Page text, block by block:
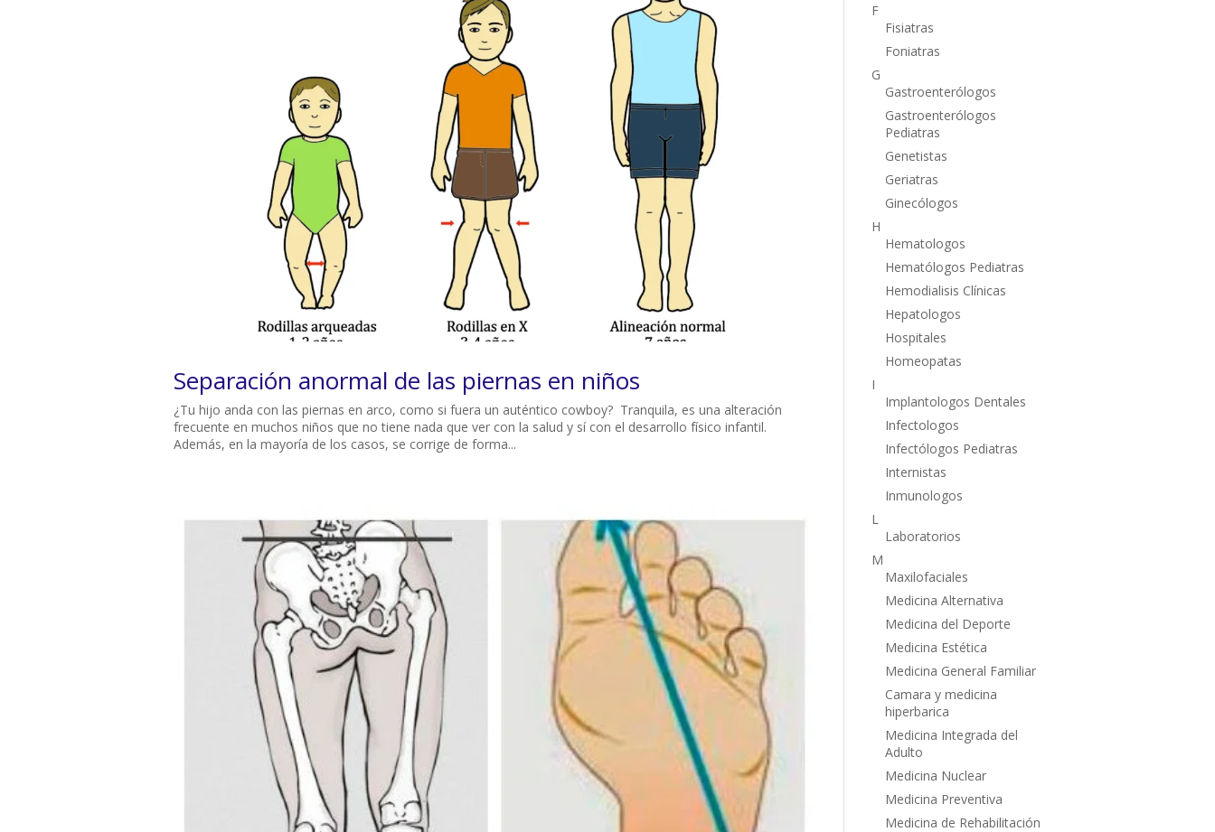
Separación anormal de las piernas en niños
¿Tu hijo anda con las piernas en arco, como si fuera un auténtico cowboy? Tranquila, es una alteración
frecuente en muchos niños que no tiene nada que ver con la salud y sí con el desarrollo físico infantil.
Además, en la mayoría de los casos, se corrige de forma...
F
Fisiatras
Foniatras
G
Gastroenterólogos
Gastroenterólogos
Pediatras
Genetistas
Geriatras
Ginecólogos
H
Hematologos
Hematólogos Pediatras
Hemodialisis Clínicas
Hepatologos
Hospitales
Homeopatas
I
Implantologos Dentales
Infectologos
Infectólogos Pediatras
Internistas
Inmunologos
L
Laboratorios
M
Maxilofaciales
Medicina Alternativa
Medicina del Deporte
Medicina Estética
Medicina General Familiar
Camara y medicina
hiperbarica
Medicina Integrada del
Adulto
Medicina Nuclear
Medicina Preventiva
Medicina de Rehabilitación